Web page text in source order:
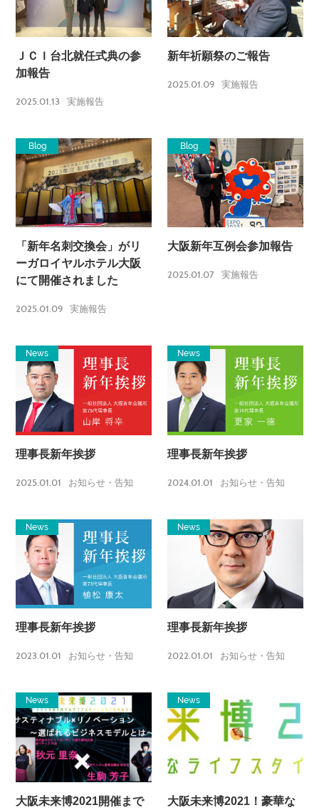
ＪＣＩ台北就任式典の参
加報告
2025.01.13 実施報告
新年祈願祭のご報告
2025.01.09 実施報告
Blog
「新年名刺交換会」がリ
ーガロイヤルホテル大阪
にて開催されました
2025.01.09 実施報告
Blog
大阪新年互例会参加報告
2025.01.07 実施報告
News
理事長新年挨拶
2025.01.01 お知らせ・告知
News
理事長新年挨拶
2024.01.01 お知らせ・告知
News
理事長新年挨拶
2023.01.01 お知らせ・告知
News
理事長新年挨拶
2022.01.01 お知らせ・告知
News
大阪未来博2021開催まで
News
大阪未来博2021！豪華な